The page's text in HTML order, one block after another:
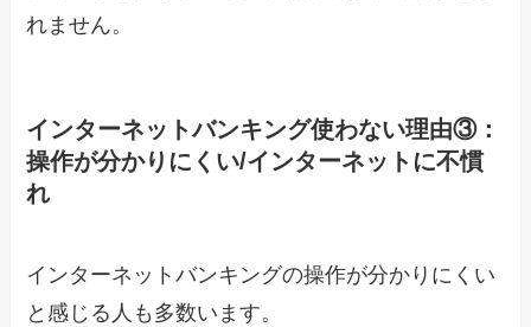
れません。
インターネットバンキング使わない理由③：
操作が分かりにくい/インターネットに不慣
れ
インターネットバンキングの操作が分かりにくい
と感じる人も多数います。